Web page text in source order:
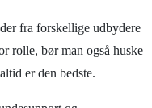
fra forskellige udbydere
rolle, bør man også huske
er den bedste.